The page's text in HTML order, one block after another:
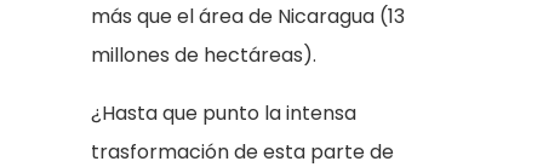
más que el área de Nicaragua (13
millones de hectáreas).
¿Hasta que punto la intensa
trasformación de esta parte de